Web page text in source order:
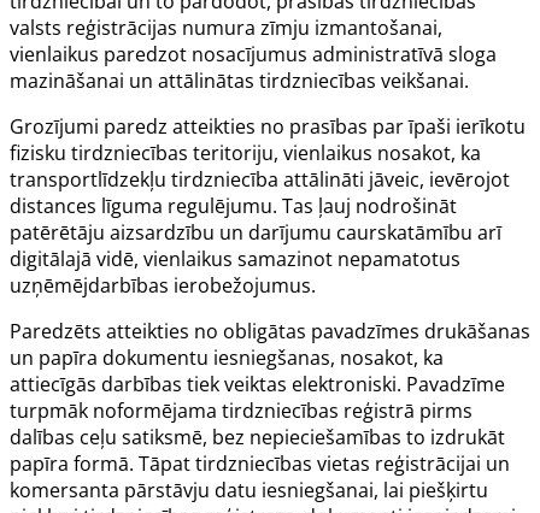
valsts reģistrācijas numura zīmju izmantošanai,
vienlaikus paredzot nosacījumus administratīvā sloga
mazināšanai un attālinātas tirdzniecības veikšanai.
Grozījumi paredz atteikties no prasības par īpaši ierīkotu
fizisku tirdzniecības teritoriju, vienlaikus nosakot, ka
transportlīdzekļu tirdzniecība attālināti jāveic, ievērojot
distances līguma regulējumu. Tas ļauj nodrošināt
patērētāju aizsardzību un darījumu caurskatāmību arī
digitālajā vidē, vienlaikus samazinot nepamatotus
uzņēmējdarbības ierobežojumus.
Paredzēts atteikties no obligātas pavadzīmes drukāšanas
un papīra dokumentu iesniegšanas, nosakot, ka
attiecīgās darbības tiek veiktas elektroniski. Pavadzīme
turpmāk noformējama tirdzniecības reģistrā pirms
dalības ceļu satiksmē, bez nepieciešamības to izdrukāt
papīra formā. Tāpat tirdzniecības vietas reģistrācijai un
komersanta pārstāvju datu iesniegšanai, lai piešķirtu